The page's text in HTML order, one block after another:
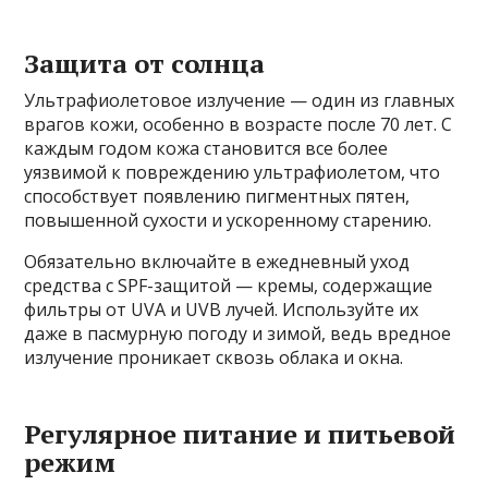
Защита от солнца
Ультрафиолетовое излучение — один из главных
врагов кожи, особенно в возрасте после 70 лет. С
каждым годом кожа становится все более
уязвимой к повреждению ультрафиолетом, что
способствует появлению пигментных пятен,
повышенной сухости и ускоренному старению.
Обязательно включайте в ежедневный уход
средства с SPF-защитой — кремы, содержащие
фильтры от UVA и UVB лучей. Используйте их
даже в пасмурную погоду и зимой, ведь вредное
излучение проникает сквозь облака и окна.
Регулярное питание и питьевой
режим